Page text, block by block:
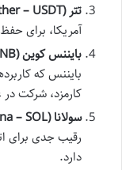
تتر (Tether – USDT):
آمریکا، برای
بایننس کوین (Binance Coin – BNB):
بایننس که
کارمزد، شرکت در
سولانا (Solana – SOL):
رقیب جدی برای
دارد.